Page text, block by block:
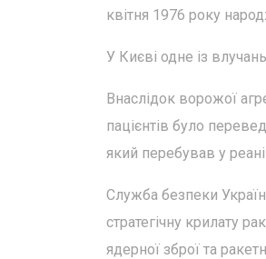
квітня 1976 року
У Києві одне із
Внаслідок ворожої
пацієнтів було
який перебував у
Служба безпеки
стратегічну крилату
ядерної зброї та